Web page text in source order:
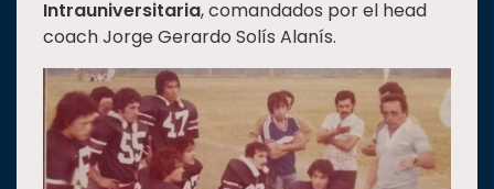
Estudiantes
Investigación
Internacionalización
Responsabilidad
Intrauniversitaria, comandados por el head
coach Jorge Gerardo Solís Alanís.